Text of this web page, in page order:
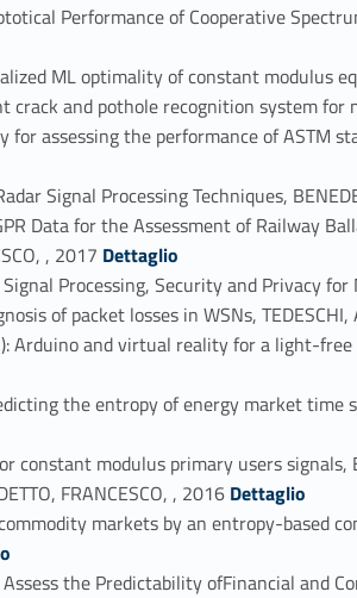
Performance of Cooperative
ML optimality of constant modulus
and pothole recognition system for
assessing the performance of ASTM
Signal Processing Techniques,
Data for the Assessment of Railway
, 2017 Link identifier #identifier_person_80762-43
Dettaglio
Processing, Security and Privacy
of packet losses in WSNs, TEDESCHI,
Arduino and virtual reality for a light-free
the entropy of energy market time
modulus primary users signals,
FRANCESCO, , 2016Link identifier #identifier_person_76190-49
Dettaglio
markets by an entropy-based
the Predictability ofFinancial and